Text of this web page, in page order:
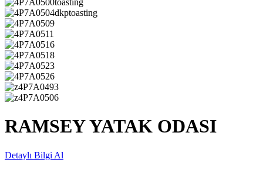
RAMSEY YATAK ODASI
Detaylı Bilgi Al